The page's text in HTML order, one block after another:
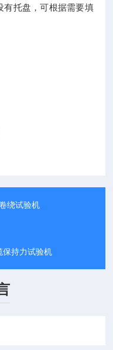
有托盘，可根据需要填
绕试验机
保持力试验机